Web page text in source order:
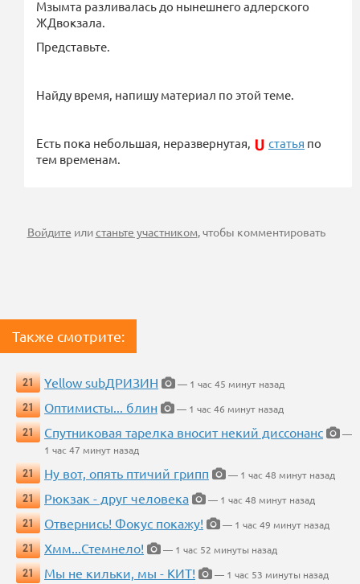
Мзымта разливалась до нынешнего адлерского
ЖДвокзала.
Представьте.
Найду время, напишу материал по этой теме.
Есть пока небольшая, неразвернутая, статья по
тем временам.
Войдите илистаньте участником, чтобы комментировать
Также смотрите:
21 Yellow subДРИЗИН
— 1 час 45 минут назад
21
Оптимисты... блин
— 1 час 46 минут назад
21
Спутниковая тарелка вносит некий диссонанс
—
1 час 47 минут назад
21
Ну вот, опять птичий грипп
— 1 час 48 минут назад
21
Рюкзак - друг человека
— 1 час 48 минут назад
21
Отвернись! Фокус покажу!
— 1 час 49 минут назад
21
Хмм...Стемнело!
— 1 час 52 минуты назад
21
Мы не кильки, мы - КИТ!
— 1 час 53 минуты назад